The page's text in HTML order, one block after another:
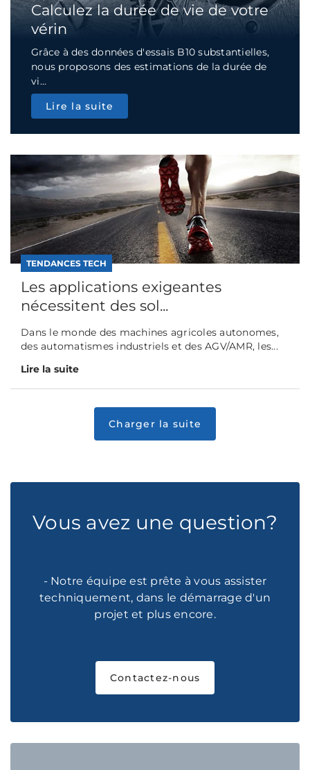
Calculez la durée de vie de votre
vérin
Grâce à des données d'essais B10 substantielles,
nous proposons des estimations de la durée de
vi...
Lire la suite
TENDANCES TECH
Les applications exigeantes
nécessitent des sol...
Dans le monde des machines agricoles autonomes,
des automatismes industriels et des AGV/AMR, les...
Lire la suite
Vous avez une question?
- Notre équipe est prête à vous assister
techniquement, dans le démarrage d'un
projet et plus encore.
Contactez-nous